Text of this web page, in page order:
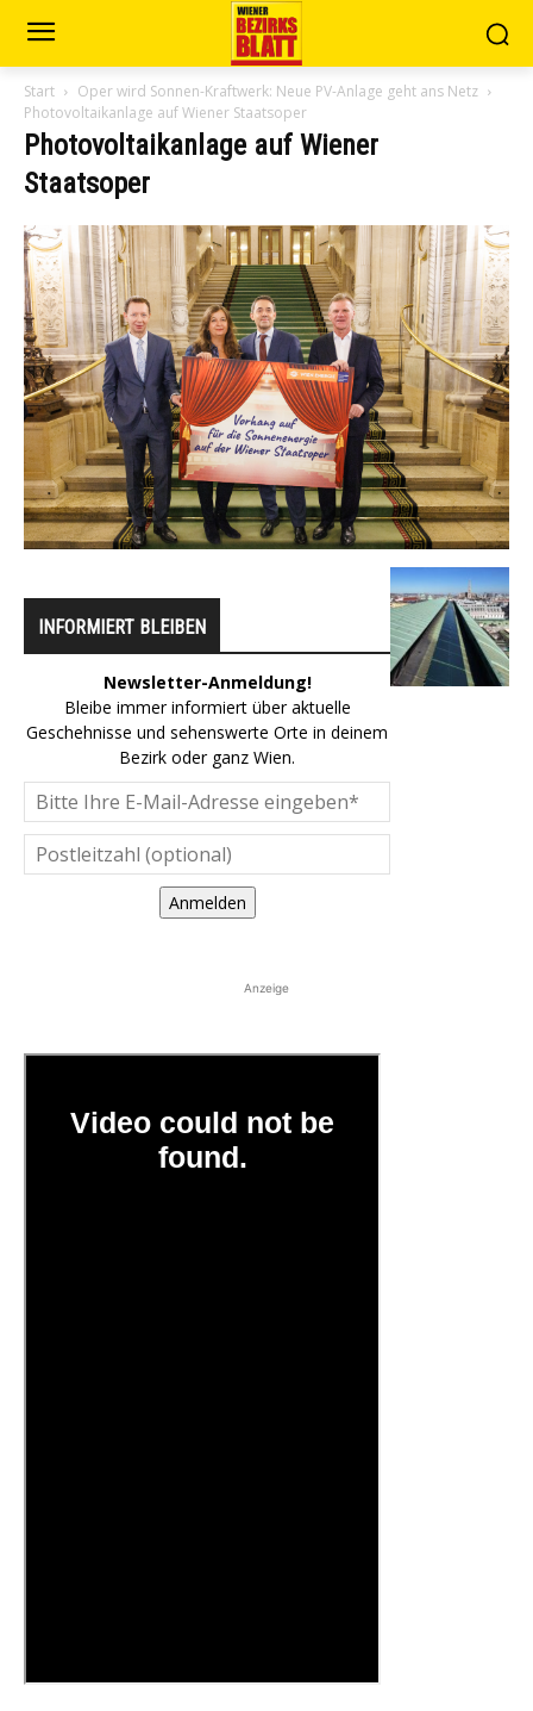
Start
Oper wird Sonnen-Kraftwerk: Neue PV-Anlage geht ans Netz
Photovoltaikanlage auf Wiener Staatsoper
Photovoltaikanlage auf Wiener
Staatsoper
INFORMIERT BLEIBEN
Newsletter-Anmeldung!
Bleibe immer informiert über aktuelle
Geschehnisse und sehenswerte Orte in deinem
Bezirk oder ganz Wien.
Anmelden
Anzeige